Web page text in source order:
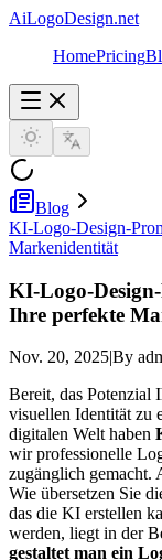
AiLogoDesign.net
HomePricing
Blog
KI-Logo-Design-
Markenidentität
KI-Logo-
Ihre perfekte
Nov. 20, 2025|By
Bereit, das Potenzial
visuellen Identität zu
digitalen Welt haben
wir professionelle
zugänglich gemacht.
Wie übersetzen Sie
das die KI erstellen
werden, liegt in der
gestaltet man ein